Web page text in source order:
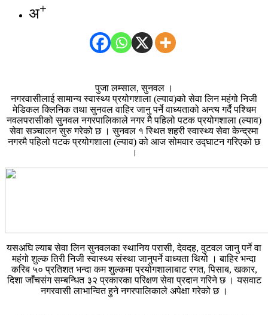
अ+
पुजा लम्साल, सुनवल ।
नगरवासीलाई सामान्य स्वास्थ्य प्रयोगशाला (ल्याव)को सेवा लिन महंगो निजी
मेडिकल क्लिनिक तथा सुनवल वाहिर जानु पर्ने वाध्यताको अन्त्य गर्दै पश्चिम
नवलपरासीको सुनवल नगरपालिकाले नगर मै पहिलो पटक प्रयोगशाला (ल्याव)
सेवा सञ्चालन सुरु गरेको छ । सुनवल १ स्थित शहरी स्वास्थ्य सेवा केन्द्रमा
नगरमै पहिलो पटक प्रयोगशाला (ल्याव) को आज सोमवार उद्घाटन गरिएको छ
।
यसअघि ल्याब सेवा लिन सुनवलका स्थानिय परासी, देवदह, वुटवल जानु पर्ने वा
महंगो शुल्क तिरी निजी स्वास्थ्य संस्था जानुपर्ने वाध्यता थियो । बाहिर भन्दा
करिब ५० प्रतिशत भन्दा कम शुल्कमा प्रयोगशालाबाट रगत, पिसाब, खकार,
दिशा जाँचसंग सम्बन्धित ३२ प्रकारका परिक्षण सेवा प्रदान गरिने छ । यसवाट
नगरवासी लाभान्वित हुने नगरपालिकाले अपेक्षा गरेको छ ।